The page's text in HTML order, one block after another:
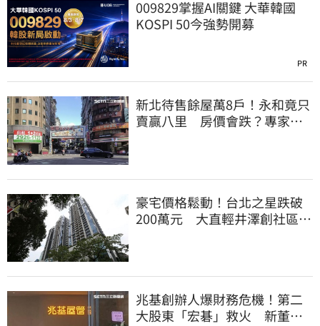
009829掌握AI關鍵 大華韓國
KOSPI 50今強勢開募
PR
新北待售餘屋萬8戶！永和竟只
賣贏八里 房價會跌？專家：
豪宅價格鬆動！台北之星跌破
200萬元 大直輕井澤創社區新
兆基創辦人爆財務危機！第二
大股東「宏碁」救火 新董座